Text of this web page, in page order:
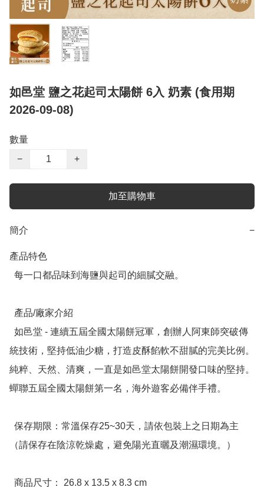
如邑堂 鹽之花起司太陽餅 6入 奶素 (食用期
2026-09-08)
數量
−
+
加至購物車
簡介 −
產品特色
統技術，堅持低油少糖，打造皮酥餡軟不甜膩的完美比例。
純粹、天然、清爽，一直是如邑堂太陽餅開發口味的堅持。
蟬聯五屆全國太陽餅第一名，海外遊客必備伴手禮。
（請保存在陰涼乾燥處，避免陽光直曬及潮濕環境。）